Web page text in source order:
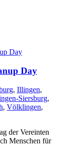
Day
, Illingen,
Siersburg,
, Völklingen,
der Vereinten
Menschen für